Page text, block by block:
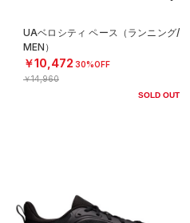
UAベロシティ ペース（ランニング/
MEN）
￥10,472 30%OFF
￥14,960
SOLD OUT